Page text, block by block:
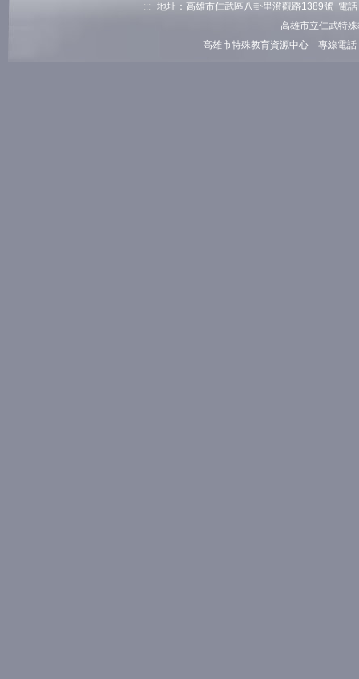
:::
地址：高雄市仁武區八卦里澄觀路1389號 電
高雄市立仁武特
高雄市特殊教育資源中心 專線電